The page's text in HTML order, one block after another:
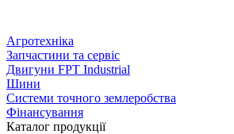
Агротехніка
Запчастини та сервіс
Двигуни FPT Industrial
Шини
Системи точного землеробства
Фінансування
Каталог продукції